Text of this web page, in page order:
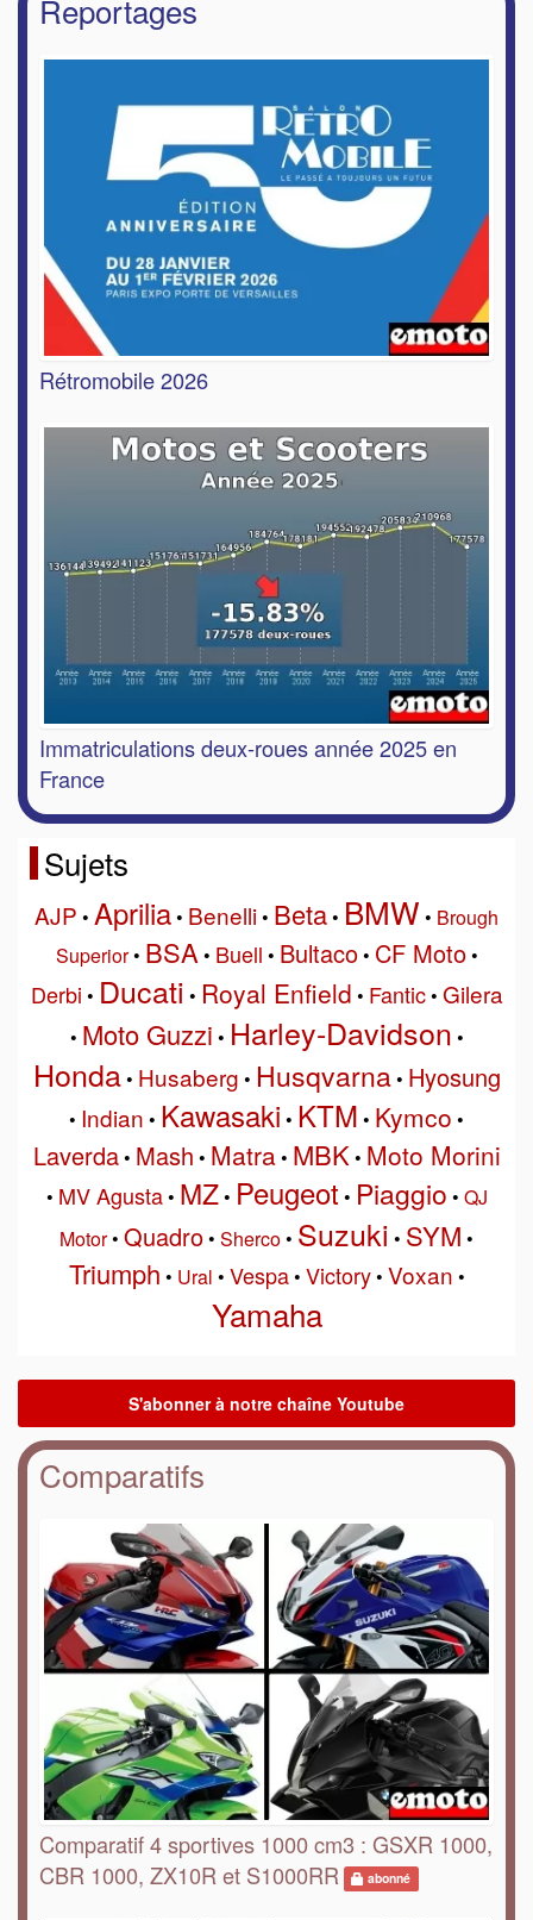
Reportages
Rétromobile 2026
Immatriculations deux-roues année 2025 en
France
Sujets
AJP • Aprilia• Benelli• Beta• BMW • Brough
Superior• BSA• Buell • Bultaco• CF Moto•
Derbi • Ducati • Royal Enfield • Fantic• Gilera
• Moto Guzzi • Harley-Davidson •
Honda• Husaberg • Husqvarna• Hyosung
• Indian • Kawasaki • KTM • Kymco •
Laverda• Mash • Matra• MBK• Moto Morini
• MV Agusta• MZ• Peugeot • Piaggio • QJ
Motor• Quadro• Sherco• Suzuki • SYM •
Triumph • Ural • Vespa• Victory• Voxan •
Yamaha
Comparatifs
Comparatif 4 sportives 1000 cm3 : GSXR 1000,
CBR 1000, ZX10R et S1000RR
abonné